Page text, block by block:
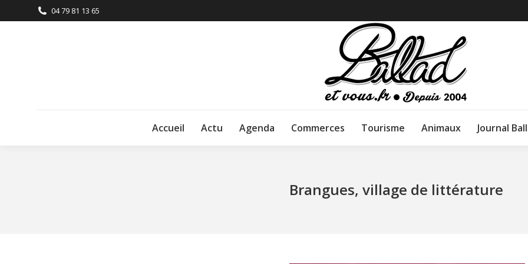
04 79 81 13 65
Accueil Actu Agenda Commerces Tourisme Animaux Journal
Brangues, village de littérature